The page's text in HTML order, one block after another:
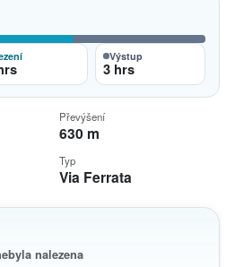
nalezena
Výstup
3 hrs
Převýšení
630 m
Typ
Via Ferrata